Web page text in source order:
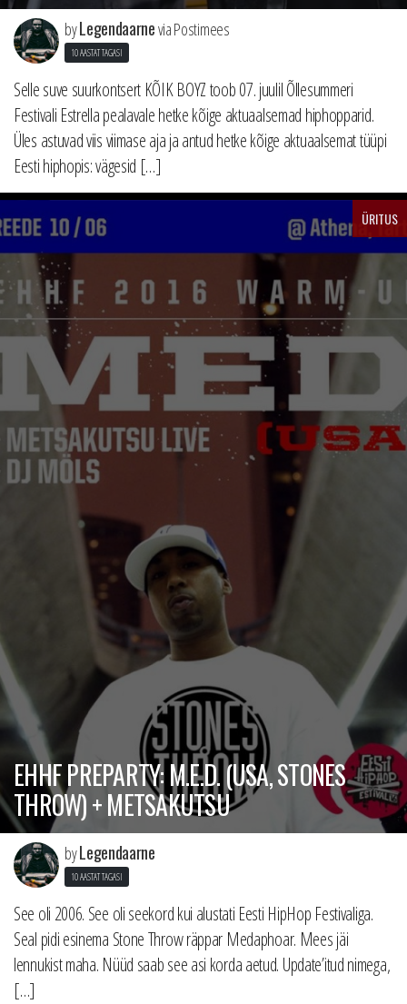
byLegendaarnevia Postimees
10 AASTAT TAGASI
Selle suve suurkontsert KÕIK BOYZ toob 07. juulil Õllesummeri
Festivali Estrella pealavale hetke kõige aktuaalsemad hiphopparid.
Üles astuvad viis viimase aja ja antud hetke kõige aktuaalsemat tüüpi
Eesti hiphopis: vägesid […]
ÜRITUS
EHHF PREPARTY: M.E.D. (USA, STONES
THROW) + METSAKUTSU
byLegendaarne
10 AASTAT TAGASI
See oli 2006. See oli seekord kui alustati Eesti HipHop Festivaliga.
Seal pidi esinema Stone Throw räppar Medaphoar. Mees jäi
lennukist maha. Nüüd saab see asi korda aetud. Update’itud nimega,
[…]